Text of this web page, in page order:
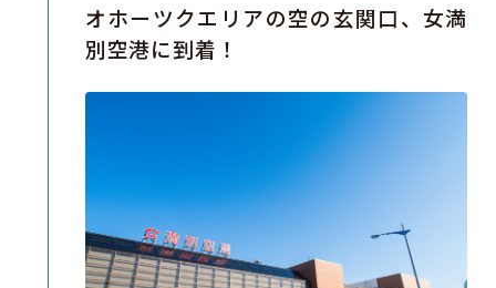
オホーツクエリアの空の玄関口、女満
別空港に到着！